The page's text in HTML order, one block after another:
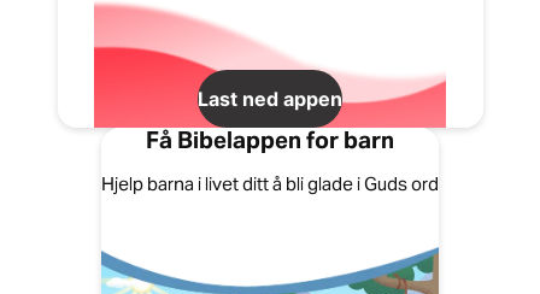
Last ned appen
Få Bibelappen for barn
Hjelp barna i livet ditt å bli glade i Guds ord